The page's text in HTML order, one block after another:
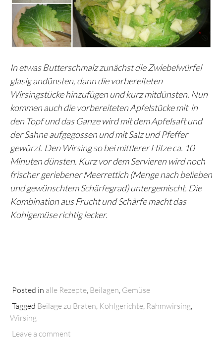
In etwas Butterschmalz zunächst die Zwiebelwürfel
glasig andünsten, dann die vorbereiteten
Wirsingstücke hinzufügen und kurz mitdünsten. Nun
kommen auch die vorbereiteten Apfelstücke mit in
den Topf und das Ganze wird mit dem Apfelsaft und
der Sahne aufgegossen und mit Salz und Pfeffer
gewürzt. Den Wirsing so bei mittlerer Hitze ca. 10
Minuten dünsten. Kurz vor dem Servieren wird noch
frischer geriebener Meerrettich (Menge nach belieben
und gewünschtem Schärfegrad) untergemischt. Die
Kombination aus Frucht und Schärfe macht das
Kohlgemüse richtig lecker.
Posted in alle Rezepte Beilagen Gemüse
Tagged Beilage zu Braten Kohlgerichte Rahmwirsing
Wirsing
Leave a comment